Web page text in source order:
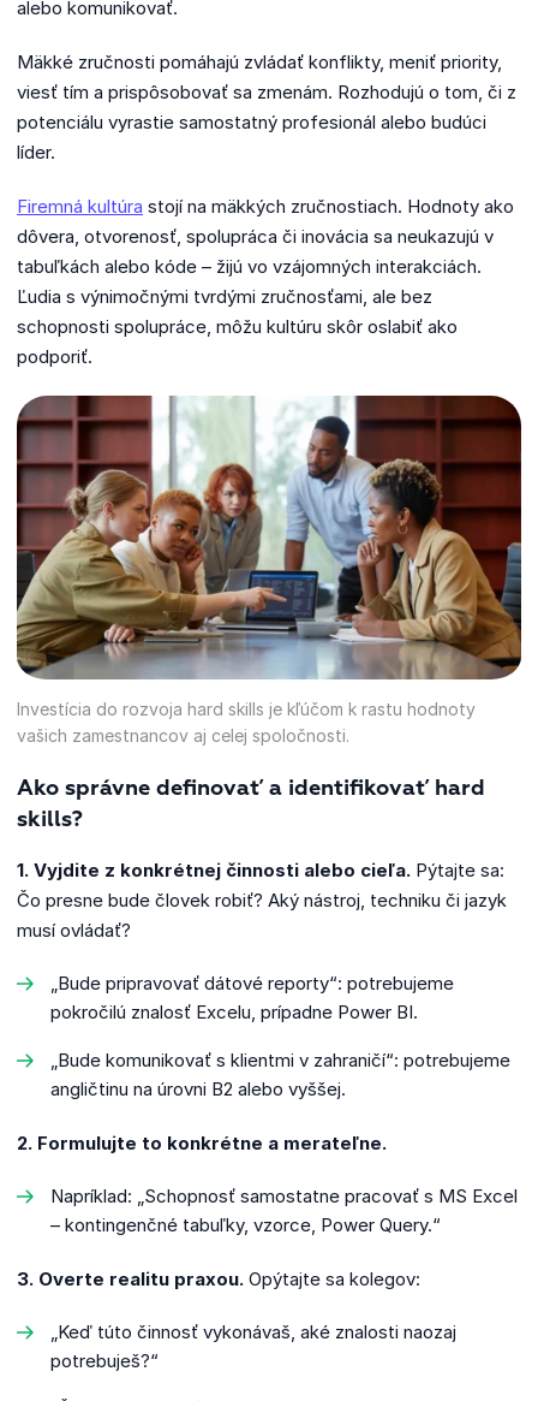
alebo komunikovať.
Mäkké zručnosti pomáhajú zvládať konflikty, meniť priority,
viesť tím a prispôsobovať sa zmenám. Rozhodujú o tom, či z
potenciálu vyrastie samostatný profesionál alebo budúci
líder.
Firemná kultúra stojí na mäkkých zručnostiach. Hodnoty ako
dôvera, otvorenosť, spolupráca či inovácia sa neukazujú v
tabuľkách alebo kóde – žijú vo vzájomných interakciách.
Ľudia s výnimočnými tvrdými zručnosťami, ale bez
schopnosti spolupráce, môžu kultúru skôr oslabiť ako
podporiť.
Investícia do rozvoja hard skills je kľúčom k rastu hodnoty
vašich zamestnancov aj celej spoločnosti.
Ako správne definovať a identifikovať hard
skills?
1. Vyjdite z konkrétnej činnosti alebo cieľa. Pýtajte sa:
Čo presne bude človek robiť? Aký nástroj, techniku či jazyk
musí ovládať?
„Bude pripravovať dátové reporty“: potrebujeme
pokročilú znalosť Excelu, prípadne Power BI.
„Bude komunikovať s klientmi v zahraničí“: potrebujeme
angličtinu na úrovni B2 alebo vyššej.
2. Formulujte to konkrétne a merateľne.
Napríklad: „Schopnosť samostatne pracovať s MS Excel
– kontingenčné tabuľky, vzorce, Power Query.“
3. Overte realitu praxou. Opýtajte sa kolegov:
„Keď túto činnosť vykonávaš, aké znalosti naozaj
potrebuješ?“